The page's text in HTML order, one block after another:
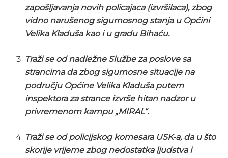
zapošljavanja novih policajaca (izvršilaca), zbog
vidno narušenog sigurnosnog stanja u Općini
Velika Kladuša kao i u gradu Bihaću.
Traži se od nadležne Službe za poslove sa
strancima da zbog sigurnosne situacije na
području Općine Velika Kladuša putem
inspektora za strance izvrše hitan nadzor u
privremenom kampu „MIRAL“.
Traži se od policijskog komesara USK-a, da u što
skorije vrijeme zbog nedostatka ljudstva i